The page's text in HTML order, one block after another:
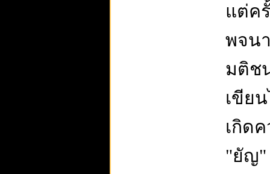
แต่ค
พจน
มติช
เขีย
เกิด
"ยัญ"